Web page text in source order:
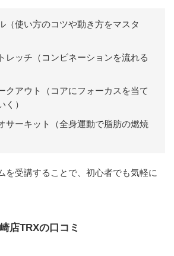
（使い方のコツや動き方をマスタ
レッチ（コンビネーションを流れる
クアウト（コアにフォーカスを当て
く）
サーキット（全身運動で脂肪の燃焼
を受講することで、初心者でも気軽に
店TRXの口コミ